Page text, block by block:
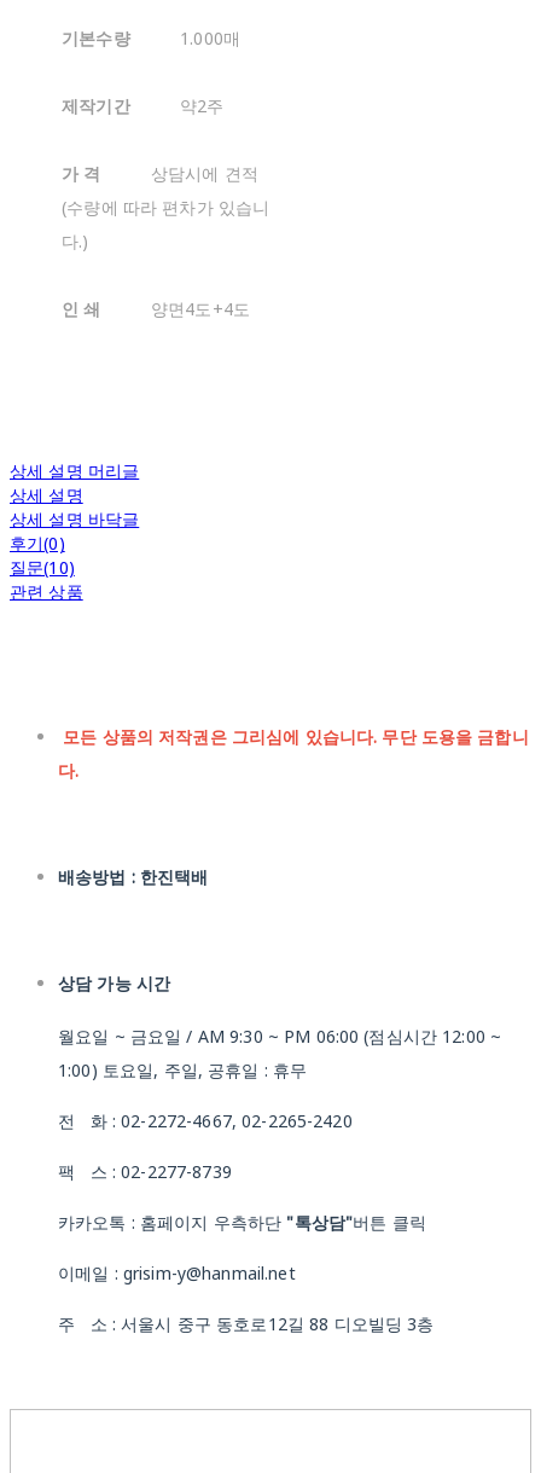
기본수량 1.000매
제작기간 약2주
가 격
상담시에 견적
(수량에 따라 편차가 있습니
다.)
인 쇄 양면4도+4도
상세 설명 머리글
상세 설명
상세 설명 바닥글
후기(0)
질문(10)
관련 상품
모든 상품의 저작권은 그리심에 있습니다. 무단 도용을 금합니
다.
배송방법 : 한진택배
상담 가능 시간
월요일 ~ 금요일 / AM 9:30 ~ PM 06:00 (점심시간 12:00 ~
1:00) 토요일, 주일, 공휴일 : 휴무
전 화 : 02-2272-4667, 02-2265-2420
팩 스 : 02-2277-8739
카카오톡 : 홈페이지 우측하단 "톡상담"버튼 클릭
이메일 : grisim-y@hanmail.net
주 소 : 서울시 중구 동호로12길 88 디오빌딩 3층